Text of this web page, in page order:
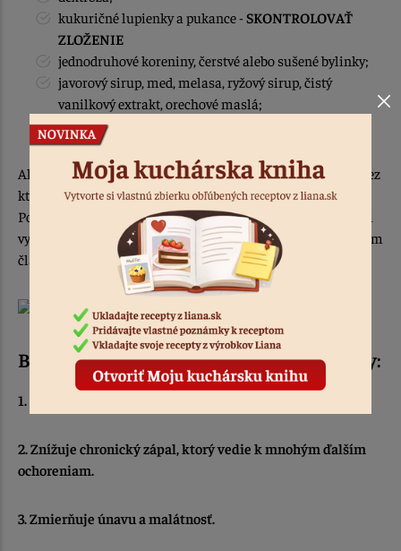
kukuričné lupienky a pukance - SKONTROLOVAŤ
ZLOŽENIE
jednodruhové koreniny, čerstvé alebo sušené bylinky;
javorový sirup, med, melasa, ryžový sirup, čistý
vanilkový extrakt, orechové maslá;
väčšina nápojov, okrem piva.
Ak predsa sa v potravinách s obsahom lepku vyskytujú tie, bez
ktorých si svoj život neviete predstaviť, nemusíte zúfať.
Ponuka na trhu je dostatočne široká, aby sme si všetci mohli
vychutnať to, načo máme práve chuť. Viac sa dozviete v našom
článku
"Som celiatik. Prvá pomoc ako ďalej".
Bezlepková diéta prináša aj mnohé výhody:
1. Zmierňuje príznaky ochorenia.
2. Znížuje chronický zápal, ktorý vedie k mnohým ďalším
ochoreniam.
3. Zmierňuje únavu a malátnosť.